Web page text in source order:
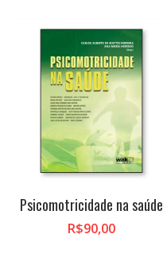
Psicomotricidade na saúde
R$90,00